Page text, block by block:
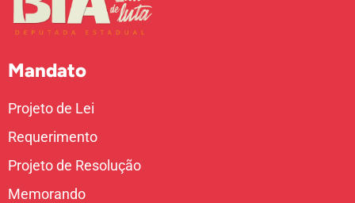
Mandato
Projeto de Lei
Requerimento
Projeto de Resolução
Memorando